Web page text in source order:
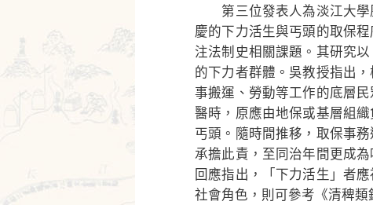
第三位發表人為淡江大學
慶的下力活生與丐頭的取保
注法制史相關課題。其研究
的下力者群體。吳教授指出
事搬運、勞動等工作的底層
醫時，原應由地保或基層組
丐頭。隨時間推移，取保事
承擔此責，至同治年間更成
回應指出，「下力活生」者
社會角色，則可參考《清稗類